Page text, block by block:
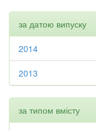
за датою випуску
2014
2013
за типом вмісту